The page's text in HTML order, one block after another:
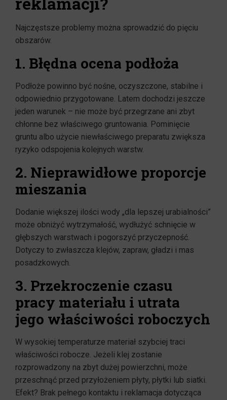
Najczęstsze problemy można sprowadzić do pięciu
obszarów.
1. Błędna ocena podłoża
Podłoże powinno być nośne, oczyszczone, stabilne i
odpowiednio przygotowane. Latem dochodzi jeszcze
jeden warunek – nie może być przegrzane ani zbyt
chłonne bez właściwego gruntowania. Pominięcie
gruntu albo użycie niewłaściwego preparatu zwiększa
ryzyko odspojenia kolejnych warstw.
2. Nieprawidłowe proporcje
mieszania
Dodanie większej ilości wody „dla lepszej urabialności”
może obniżyć wytrzymałość, wydłużyć schnięcie w
głębszych warstwach i pogorszyć przyczepność.
Dotyczy to zwłaszcza klejów, zapraw, gładzi i mas
posadzkowych.
3. Przekroczenie czasu
pracy materiału i utrata
jego właściwości roboczych
W wysokiej temperaturze materiał szybciej traci
właściwości robocze. Jeżeli klej zostanie
rozprowadzony na zbyt dużej powierzchni, może
przeschnąć przed przyłożeniem płyty, płytki lub siatki.
Efekt? Brak pełnego kontaktu i reklamacja dotycząca